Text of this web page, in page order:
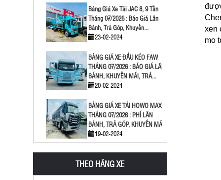
xen
mo
Bảng Giá Xe Tải JAC 8, 9 Tấn
Tháng 07/2026 : Báo Giá Lăn
Bánh, Trả Góp, Khuyến...
23-02-2024
BẢNG GIÁ XE ĐẦU KÉO FAW
THÁNG 07/2026 : BÁO GIÁ LĂN
BÁNH, KHUYẾN MÃI, TRẢ...
20-02-2024
BẢNG GIÁ XE TẢI HOWO MAX
THÁNG 07/2026 : PHÍ LĂN
BÁNH, TRẢ GÓP, KHUYẾN MÃI
19-02-2024
Giải Đáp Xe Tải 5 Chân Chở
Được Bao Nhiêu Tấn | Kích
THEO HÃNG XE